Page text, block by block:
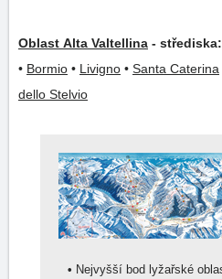
Oblast Alta Valtellina - střediska:
• Bormio • Livigno • Santa Caterina
dello Stelvio
•